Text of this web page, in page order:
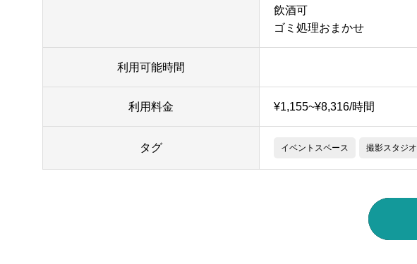
飲酒可
ゴミ処理おまかせ
利用可能時間
利用料金 ¥1,155~¥8,316/時間
タグ イベントスペース 撮影スタジオ